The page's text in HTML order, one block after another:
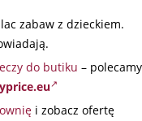
zabaw z dzieckiem.
do butiku – polecamy
i zobacz ofertę